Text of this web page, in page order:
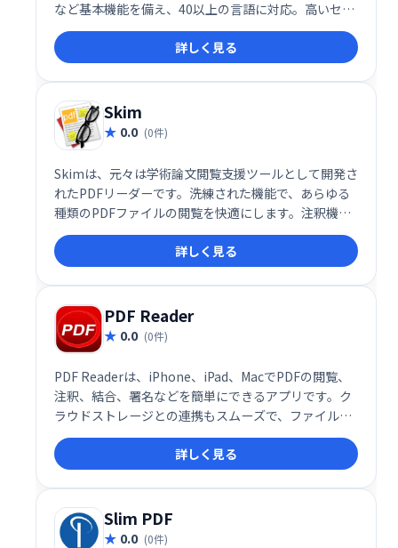
など基本機能を備え、40以上の言語に対応。高いセキ
ュリティを誇り、ユーザーの許可なくインターネット
に接続することはありません。カジュアルユーザーに
最適な、シンプルで使いやすいPDFリーダーです。
詳しく見る
Skim
0.0 (0件)
Skimは、元々は学術論文閲覧支援ツールとして開発さ
れたPDFリーダーです。洗練された機能で、あらゆる
種類のPDFファイルの閲覧を快適にします。注釈機能
も充実しており、研究者だけでなく、一般ユーザーも
効率的にPDFを閲覧・活用できます。
詳しく見る
PDF Reader
0.0 (0件)
PDF Readerは、iPhone、iPad、MacでPDFの閲覧、
注釈、結合、署名などを簡単にできるアプリです。ク
ラウドストレージとの連携もスムーズで、ファイルの
共有やバックアップも簡単に行えます。作業効率を大
幅に向上させ、PDF作業をこれまで以上に快適にしま
す。
詳しく見る
Slim PDF
0.0 (0件)